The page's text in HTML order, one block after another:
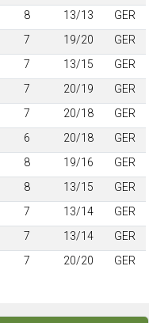
8 13/13
GER
7 19/20
GER
7 13/15
GER
7 20/19
GER
7 20/18
GER
6 20/18
GER
8 19/16
GER
8 13/15
GER
7 13/14
GER
7 13/14
GER
7 20/20 GER